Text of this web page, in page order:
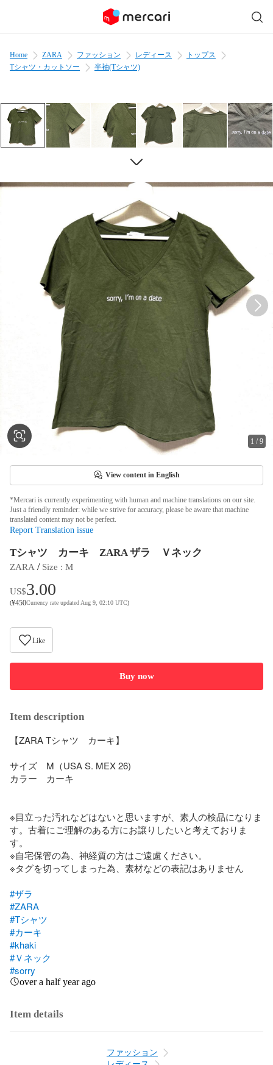
Home ZARA ファッション レディース
トップス
Tシャツ・カットソー
半袖(Tシャツ)
1 /9
View content in English
*Mercari is currently experimenting with human and machine translations on our site.
Just a friendly reminder: while we strive for accuracy, please be aware that machine
translated content may not be perfect.
Report Translation issue
Tシャツ カーキ ZARA ザラ Ｖネック
ZARA / Size : M
US$3.00
(¥450Currency rate updated Aug 9, 02:10 UTC)
Like
Buy now
Item description
【ZARA Tシャツ　カーキ】
サイズ　M（USA S. MEX 26)
カラー　カーキ
※目立った汚れなどはないと思いますが、素人の検品になりま
す。古着にご理解のある方にお譲りしたいと考えておりま
す。
※自宅保管の為、神経質の方はご遠慮ください。
※タグを切ってしまった為、素材などの表記はありません
#ザラ
#ZARA
#Tシャツ
#カーキ
#khaki
#Ｖネック
#sorry
over a half year ago
Item details
ファッション